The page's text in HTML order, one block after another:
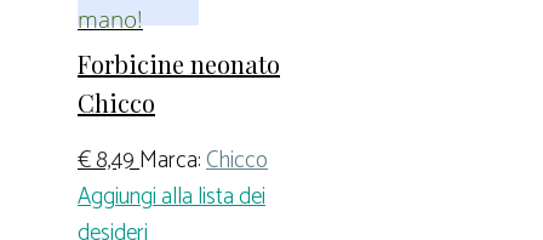
mano!
Forbicine neonato
Chicco
€8,49Marca:Chicco
Aggiungi alla lista dei